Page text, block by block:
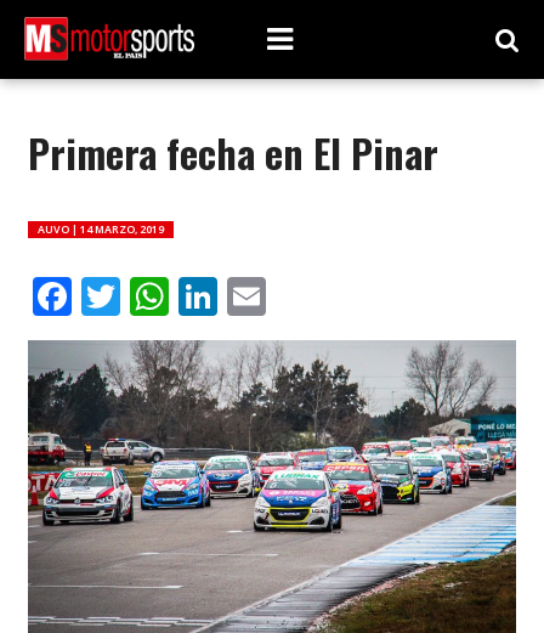
Primera fecha en El Pinar
AUVO | 14 MARZO, 2019
Facebook
Twitter
WhatsApp
LinkedIn
Email